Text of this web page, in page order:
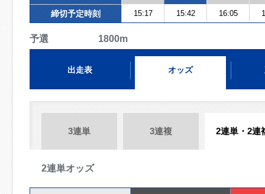
締切予定時刻 15:17 15:42 16:05
予選 1800m
出走表 オッズ
3連単 3連複 2連単・2連
2連単オッズ